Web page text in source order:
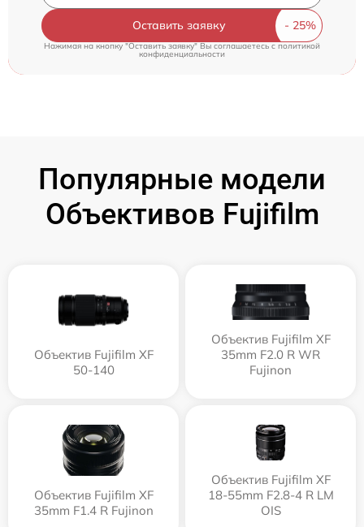
Оставить заявку
Нажимая на кнопку "Оставить заявку" Вы соглашаетесь c политикой
конфиденциальности
Популярные модели
Объективов Fujifilm
Объектив Fujifilm XF
50-140
Объектив Fujifilm XF
35mm F2.0 R WR
Fujinon
Объектив Fujifilm XF
35mm F1.4 R Fujinon
Объектив Fujifilm XF
18-55mm F2.8-4 R LM
OIS